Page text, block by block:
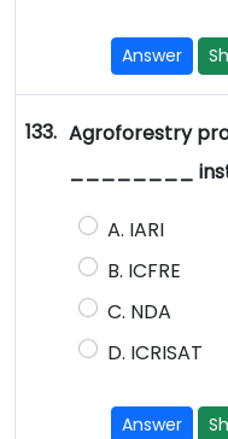
Answer
133. Agroforestry
________
A. IARI
B. ICFRE
C. NDA
D. ICRISAT
Answer